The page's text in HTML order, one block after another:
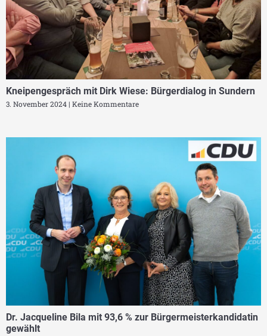
Kneipengespräch mit Dirk Wiese: Bürgerdialog in Sundern
3. November 2024 Keine Kommentare
Dr. Jacqueline Bila mit 93,6 % zur Bürgermeisterkandidatin
gewählt